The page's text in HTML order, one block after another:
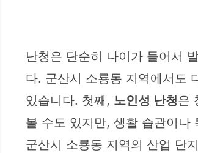
난청은 단순히 나이가 들어서
다. 군산시 소룡동 지역에서도
있습니다. 첫째, 노인성 난청은
볼 수도 있지만, 생활 습관이나
군산시 소룡동 지역의 산업 단